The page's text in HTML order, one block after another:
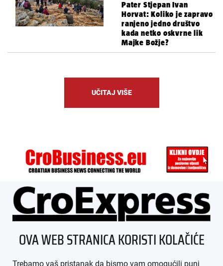
Pater Stjepan Ivan
Horvat: Koliko je zapravo
ranjeno jedno društvo
kada netko oskvrne lik
Majke Božje?
UČITAJ VIŠE
ÜBER UNS
IMPRESSUM
OVA WEB STRANICA KORISTI KOLAČIĆE
Trebamo vaš pristanak da bismo vam omogućili puni